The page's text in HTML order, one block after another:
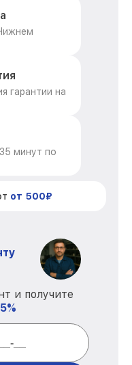
гарантии на
минут по
от 500₽
и получите